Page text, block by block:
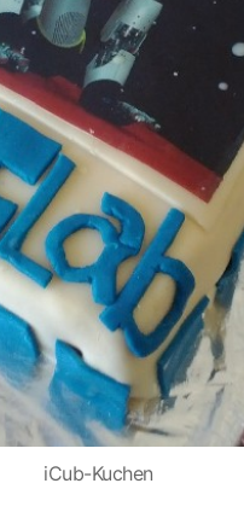
iCub-Kuchen